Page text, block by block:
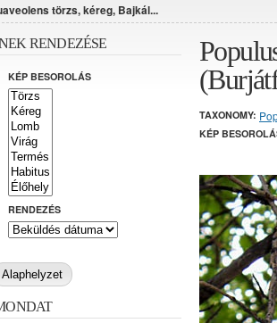
törzs, kéreg, Bajkál...
TAXONOMY:
KÉP
RENDEZÉSE
KÉP BESOROLÁS
RENDEZÉS